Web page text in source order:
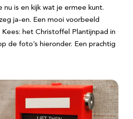
nu is en kijk wat je ermee kunt.
ja-en. Een mooi voorbeeld
het Christoffel Plantijnpad in
de foto’s hieronder. Een prachtig